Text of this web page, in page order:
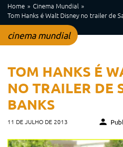
Home
Cinema Mundial
Tom Hanks é Walt Disney no trailer de
cinema mundial
TOM HANKS É
NO TRAILER DE
BANKS
11 DE JULHO DE 2013